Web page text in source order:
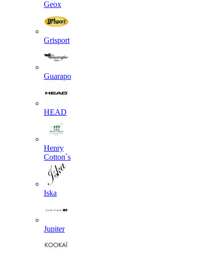
Geox
Grisport
Guarapo
HEAD
Henry
Cotton`s
Iska
Jupiter